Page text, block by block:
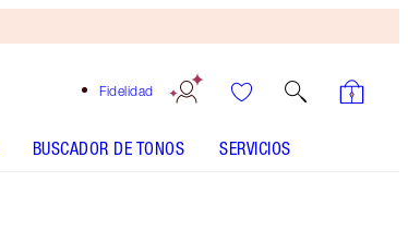
Fidelidad
BUSCADOR DE TONOS SERVICIOS